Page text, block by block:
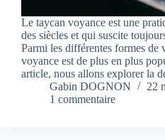
Le taycan voyance est une
des siècles et qui suscite
Parmi les différentes formes de
voyance est de plus en plus
article, nous allons explorer la
Gabin DOGNON
22
1 commentaire